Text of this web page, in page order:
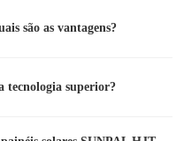
são as vantagens?
tecnologia superior?